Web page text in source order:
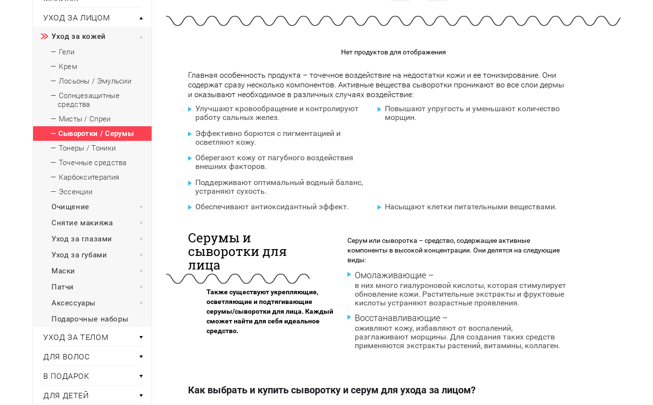
В подарок
Для мужчин
Для детей
Здоровье
Бытовая химия
Подборки
Для фиксации макияжа
Тональные основы
Базы под тени
Карандаши для глаз
Тени для век
ДЛЯ ГУБ
Универсальные кисти
Наборы кистей
Подборки
УХОД ЗА ЛИЦОМ
Уход за кожей
— Гели
— Крем
— Лосьоны / Эмульсии
— Солнцезащитные
средства
— Мисты / Спреи
— Сыворотки / Серумы
— Тонеры / Тоники
— Точечные средства
— Карбокситерапия
— Эссенции
Очищение
Снятие макияжа
Уход за глазами
Уход за губами
Маски
Патчи
Аксессуары
Подарочные наборы
УХОД ЗА ТЕЛОМ
ДЛЯ ВОЛОС
В ПОДАРОК
ДЛЯ ДЕТЕЙ
Нет продуктов для отображения
Главная особенность продукта – точечное воздействие на недостатки кожи и ее тонизирование. Они
содержат сразу несколько компонентов. Активные вещества сыворотки проникают во все слои дермы
и оказывают необходимое в различных случаях воздействие:
Улучшают кровообращение и контролируют
работу сальных желез.
Эффективно борются с пигментацией и
осветляют кожу.
Оберегают кожу от пагубного воздействия
внешних факторов.
Поддерживают оптимальный водный баланс,
устраняют сухость.
Обеспечивают антиоксидантный эффект.
Повышают упругость и уменьшают количество
морщин.
Насыщают клетки питательными веществами.
Серумы и
сыворотки для
лица
Серум или сыворотка – средство, содержащее активные
компоненты в высокой концентрации. Они делятся на следующие
виды:
Омолаживающие –
в них много гиалуроновой кислоты, которая стимулирует
обновление кожи. Растительные экстракты и фруктовые
кислоты устраняют возрастные проявления.
Восстанавливающие –
оживляют кожу, избавляют от воспалений,
разглаживают морщины. Для создания таких средств
применяются экстракты растений, витамины, коллаген.
Также существуют укрепляющие,
осветляющие и подтягивающие
серумы/сыворотки для лица. Каждый
сможет найти для себя идеальное
средство.
Как выбрать и купить сыворотку и серум для ухода за лицом?